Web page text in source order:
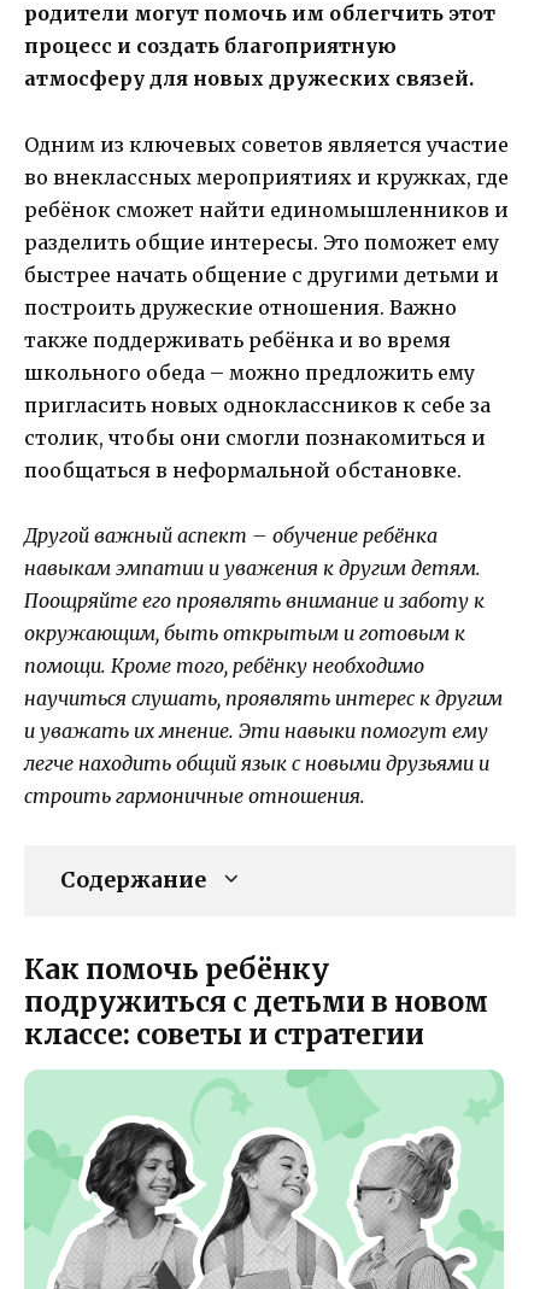
родители могут помочь им облегчить этот
процесс и создать благоприятную
атмосферу для новых дружеских связей.
Одним из ключевых советов является участие
во внеклассных мероприятиях и кружках, где
ребёнок сможет найти единомышленников и
разделить общие интересы. Это поможет ему
быстрее начать общение с другими детьми и
построить дружеские отношения. Важно
также поддерживать ребёнка и во время
школьного обеда – можно предложить ему
пригласить новых одноклассников к себе за
столик, чтобы они смогли познакомиться и
пообщаться в неформальной обстановке.
Другой важный аспект – обучение ребёнка
навыкам эмпатии и уважения к другим детям.
Поощряйте его проявлять внимание и заботу к
окружающим, быть открытым и готовым к
помощи. Кроме того, ребёнку необходимо
научиться слушать, проявлять интерес к другим
и уважать их мнение. Эти навыки помогут ему
легче находить общий язык с новыми друзьями и
строить гармоничные отношения.
Содержание
Как помочь ребёнку
подружиться с детьми в новом
классе: советы и стратегии